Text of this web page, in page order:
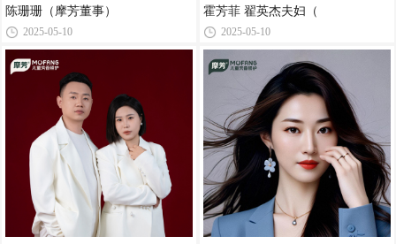
陈珊珊（摩芳董事）
2025-05-10
霍芳菲 翟英杰夫妇（
2025-05-10